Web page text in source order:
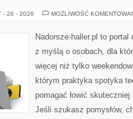
- 26 - 2026 MOŻLIWOŚĆ
Nadorsze-haller.pl to portal
z myślą o osobach, dla
więcej niż tylko
którym praktyka spotyka
pomagać łowić
Jeśli szukasz pomysłów,